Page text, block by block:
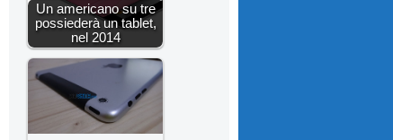
Un americano su tre
possiederà un tablet,
nel 2014